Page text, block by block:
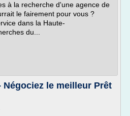
à la recherche d'une agence de
le fairement pour vous ?
dans la Haute-
du...
le meilleur Prêt